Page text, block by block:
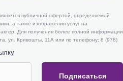
Подписаться
публичной офертой, определяемой
а также изображения услуг на
Для получения более полной информации
ул. Кривошты, 11А или по телефону: 8 (978)